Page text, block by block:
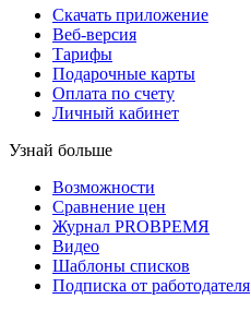
Скачать приложение
Веб-версия
Тарифы
Подарочные карты
Оплата по счету
Личный кабинет
Узнай больше
Возможности
Сравнение цен
Журнал PROВРЕМЯ
Видео
Шаблоны списков
Подписка от работодателя